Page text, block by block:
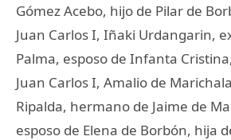
Gómez Acebo, hijo de Pilar de
Juan Carlos I, Iñaki Urdangarin,
Palma, esposo de Infanta
Juan Carlos I, Amalio de
Ripalda, hermano de Jaime de
esposo de Elena de Borbón, hija